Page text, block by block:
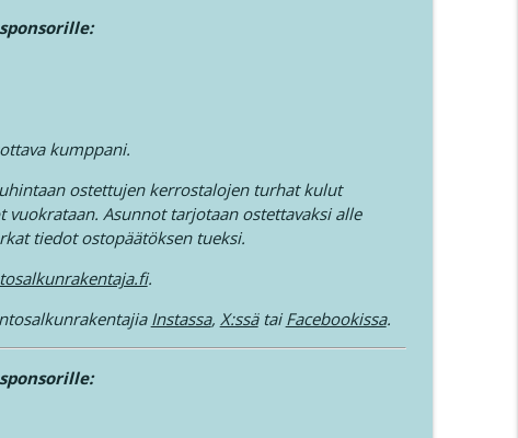
Kalle Harmaala
33
Susanna Arnall Osa 2
kumppani.
ostettujen kerrostalojen turhat kulut
Asunnot tarjotaan ostettavaksi alle
tiedot ostopäätöksen tueksi.
.
Instassa, X:ssätai Facebookissa.